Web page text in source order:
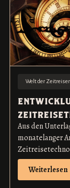
Welt der
Aus den
monatelanger
Weiterlesen